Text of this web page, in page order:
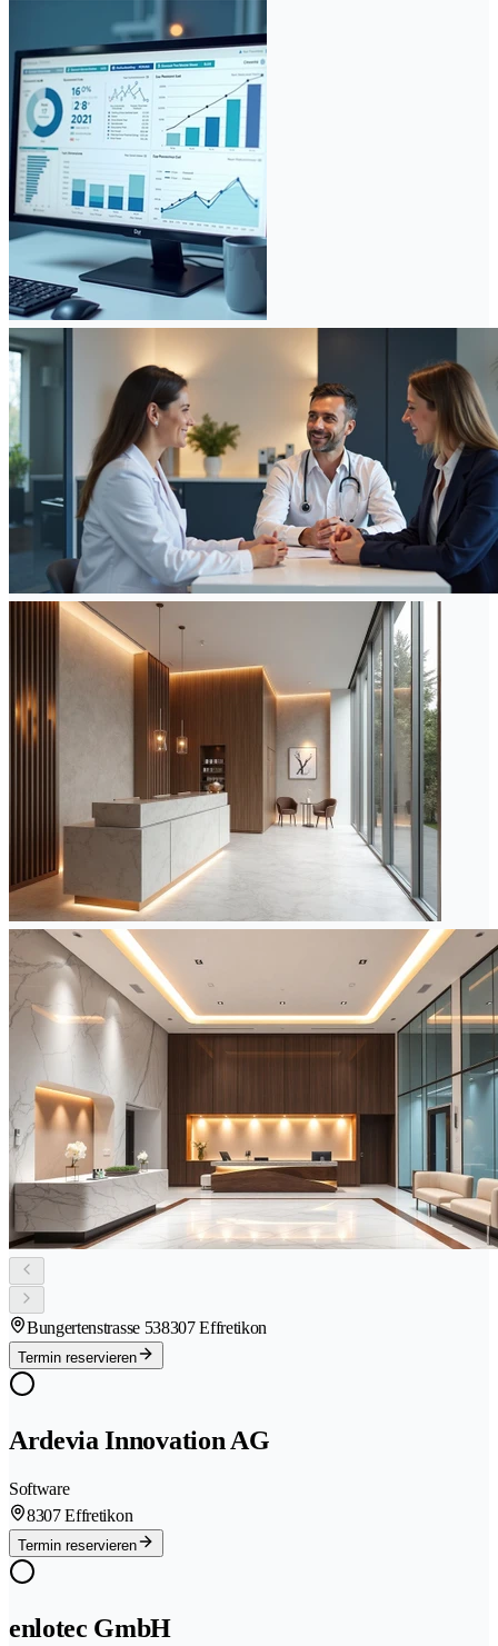
Bungertenstrasse 538307 Effretikon
Termin reservieren
Ardevia Innovation AG
Software
8307 Effretikon
Termin reservieren
enlotec GmbH